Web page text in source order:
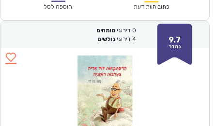
₪57.00.
כתוב חוות דעת הוספה לסל
9.7
נהדר
0 דירוגי מומחים
4 דירוגי גולשים